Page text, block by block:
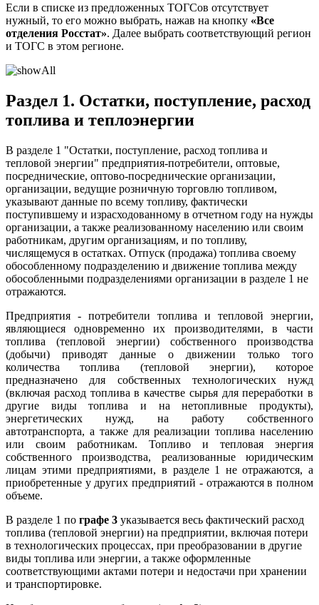
Если в списке из предложенных ТОГСов отсутствует
нужный, то его можно выбрать, нажав на кнопку «Все
отделения Росстат». Далее выбрать соответствующий регион
и ТОГС в этом регионе.
Раздел 1. Остатки, поступление, расход
топлива и теплоэнергии
В разделе 1 "Остатки, поступление, расход топлива и
тепловой энергии" предприятия-потребители, оптовые,
посреднические, оптово-посреднические организации,
организации, ведущие розничную торговлю топливом,
указывают данные по всему топливу, фактически
поступившему и израсходованному в отчетном году на нужды
организации, а также реализованному населению или своим
работникам, другим организациям, и по топливу,
числящемуся в остатках. Отпуск (продажа) топлива своему
обособленному подразделению и движение топлива между
обособленными подразделениями организации в разделе 1 не
отражаются.
Предприятия - потребители топлива и тепловой энергии,
являющиеся одновременно их производителями, в части
топлива (тепловой энергии) собственного производства
(добычи) приводят данные о движении только того
количества топлива (тепловой энергии), которое
предназначено для собственных технологических нужд
(включая расход топлива в качестве сырья для переработки в
другие виды топлива и на нетопливные продукты),
энергетических нужд, на работу собственного
автотранспорта, а также для реализации топлива населению
или своим работникам. Топливо и тепловая энергия
собственного производства, реализованные юридическим
лицам этими предприятиями, в разделе 1 не отражаются, а
приобретенные у других предприятий - отражаются в полном
объеме.
В разделе 1 по графе 3 указывается весь фактический расход
топлива (тепловой энергии) на предприятии, включая потери
в технологических процессах, при преобразовании в другие
виды топлива или энергии, а также оформленные
соответствующими актами потери и недостачи при хранении
и транспортировке.